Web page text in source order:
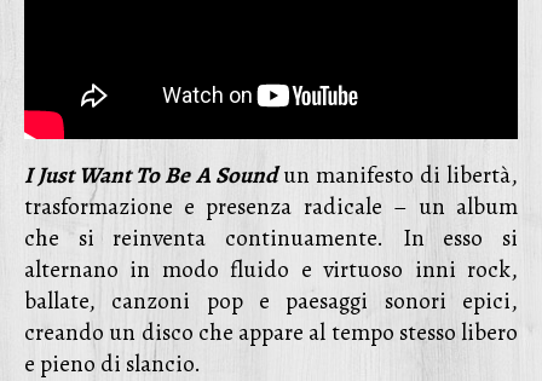
I Just Want To Be A Soundun manifesto di libertà,
trasformazione e presenza radicale – un album
che si reinventa continuamente. In esso si
alternano in modo fluido e virtuoso inni rock,
ballate, canzoni pop e paesaggi sonori epici,
creando un disco che appare al tempo stesso libero
e pieno di slancio.